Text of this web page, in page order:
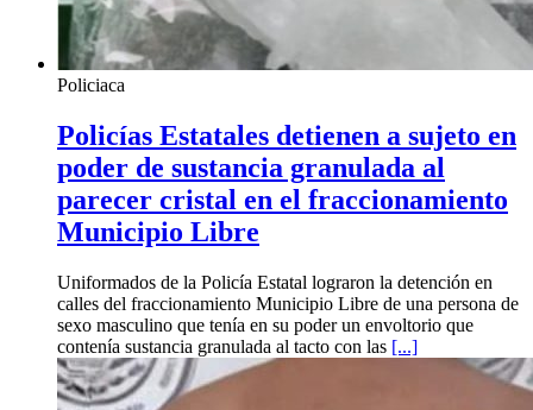
Policiaca
Policías Estatales detienen a sujeto en
poder de sustancia granulada al
parecer cristal en el fraccionamiento
Municipio Libre
Uniformados de la Policía Estatal lograron la detención en
calles del fraccionamiento Municipio Libre de una persona de
sexo masculino que tenía en su poder un envoltorio que
contenía sustancia granulada al tacto con las [...]